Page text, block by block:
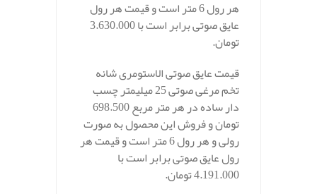
هر رول 6 متر است و قیمت هر رول
عایق صوتی برابر است با 3.630.000
تومان.
قیمت عایق صوتی الاستومری شانه
تخم مرغی صوتی 25 میلیمتر چسب
دار ساده در هر متر مربع 698.500
تومان و فروش این محصول به صورت
رولی و هر رول 6 متر است و قیمت هر
رول عایق صوتی برابر است با
4.191.000 تومان.